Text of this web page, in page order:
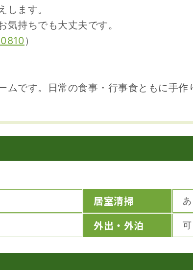
ます。
持ちでも大丈夫です。
）
ムです。日常の食事・行事食ともに手
居室清掃
外出・外泊 可